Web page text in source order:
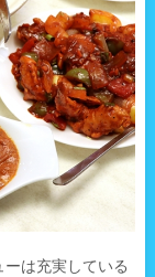
は充実している